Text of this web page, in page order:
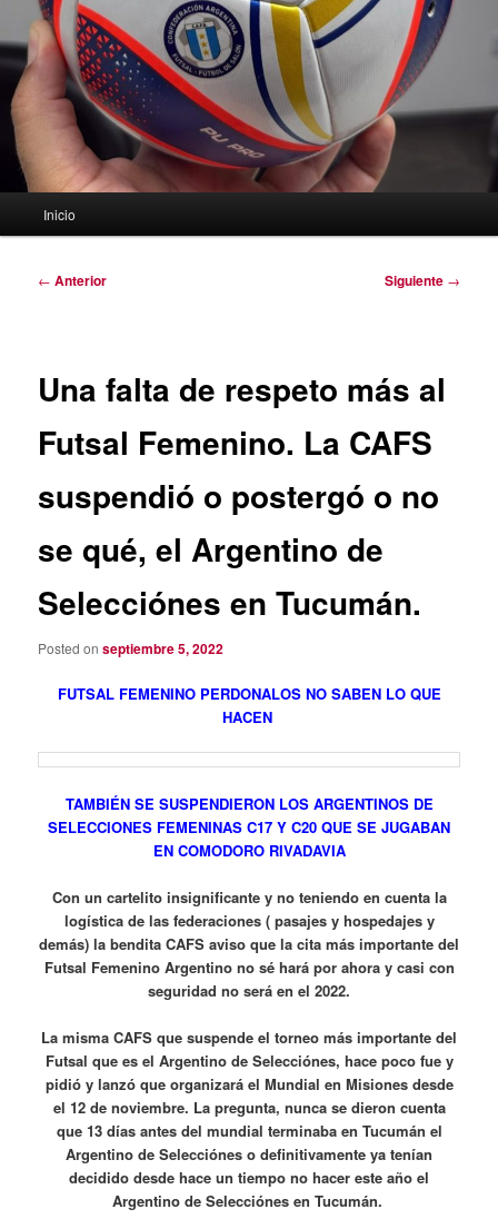
Inicio
Navegación
← Anterior Siguiente →
Una falta de respeto más al
Futsal Femenino. La CAFS
suspendió o postergó o no
se qué, el Argentino de
Selecciónes en Tucumán.
Posted onseptiembre 5, 2022
FUTSAL FEMENINO PERDONALOS NO SABEN LO QUE
HACEN
TAMBIÉN SE SUSPENDIERON LOS ARGENTINOS DE
SELECCIONES FEMENINAS C17 Y C20 QUE SE JUGABAN
EN COMODORO RIVADAVIA
Con un cartelito insignificante y no teniendo en cuenta la
logística de las federaciones ( pasajes y hospedajes y
demás) la bendita CAFS aviso que la cita más importante del
Futsal Femenino Argentino no sé hará por ahora y casi con
seguridad no será en el 2022.
La misma CAFS que suspende el torneo más importante del
Futsal que es el Argentino de Selecciónes, hace poco fue y
pidió y lanzó que organizará el Mundial en Misiones desde
el 12 de noviembre. La pregunta, nunca se dieron cuenta
que 13 días antes del mundial terminaba en Tucumán el
Argentino de Selecciónes o definitivamente ya tenían
decidido desde hace un tiempo no hacer este año el
Argentino de Selecciónes en Tucumán.